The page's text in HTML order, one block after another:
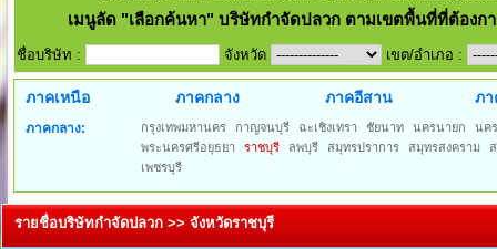
เมนูลัด "เลือกค้นหา" บริษัทกำจัดปลวก ตามเขตพื้นที่ที่ต้องก
ชื่อบริษัท : จังหวัด เขต/อำเภอ :
ภาคเหนือ ภาคกลาง ภาคอีสาน ภา
ภาคกลาง: กรุงเทพมหานคร กาญจนบุรี ฉะเชิงเทรา ชัยนาท นครนายก
นค
พระนครศรีอยุธยา
ราชบุรี ลพบุรี สมุทรปราการ สมุทรสงคราม
เพชรบุรี
รายชื่อบริษัทกำจัดปลวก >> จังหวัดราชบุรี